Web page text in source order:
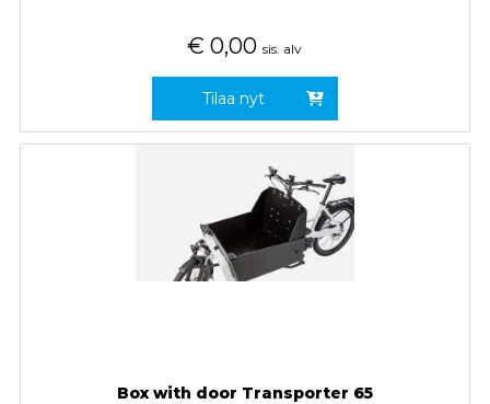
€ 0,00 sis. alv
Tilaa nyt
Box with door Transporter 65